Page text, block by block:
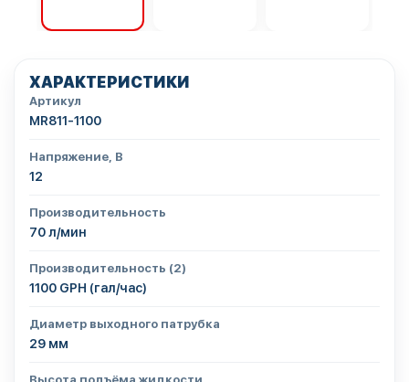
ХАРАКТЕРИСТИКИ
Артикул
MR811-1100
Напряжение, В
12
Производительность
70 л/мин
Производительность (2)
1100 GPH (гал/час)
Диаметр выходного патрубка
29 мм